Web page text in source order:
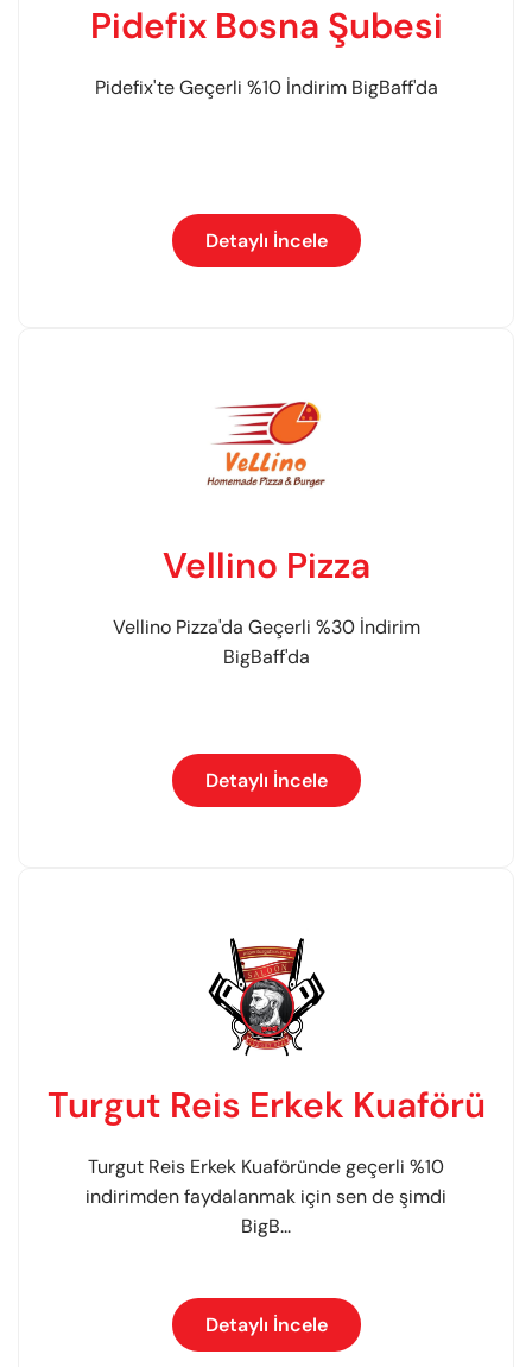
Pidefix Bosna Şubesi
Pidefix'te Geçerli %10 İndirim BigBaff'da
Detaylı İncele
Vellino Pizza
Vellino Pizza'da Geçerli %30 İndirim
BigBaff'da
Detaylı İncele
Turgut Reis Erkek Kuaförü
Turgut Reis Erkek Kuaföründe geçerli %10
indirimden faydalanmak için sen de şimdi
BigB...
Detaylı İncele